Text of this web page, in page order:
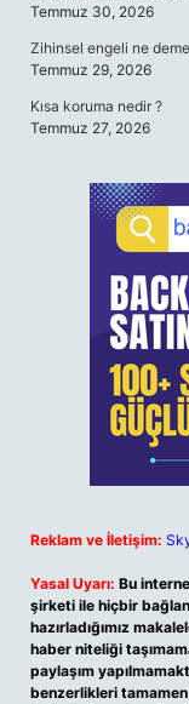
Temmuz 30, 2026
Zihinsel engeli ne
Temmuz 29, 2026
Kısa koruma nedir ?
Temmuz 27, 2026
Reklam ve İletişim:
Yasal Uyarı: Bu
şirketi ile hiçbir
hazırladığımız
haber niteliği
paylaşım
benzerlikleri